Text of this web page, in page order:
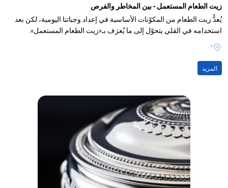
زيت الطعام المستعمل - بين المخاطر والفرص
يُعدُّ زيت الطعام من المكوّنات الأساسية في إعداد وجباتنا اليومية، لكن بعد
استخدامه في القلي يتحوّل إلى ما يُعرَف بـ«زيت الطعام المستعمل».
-
المزيد